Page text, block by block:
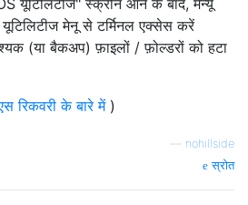
यूटिलिटीज मेनू से टर्मिनल एक्सेस करें
(या बैकअप) फ़ाइलों / फ़ोल्डरों को हटा
रिकवरी के बारे में)
nohillside
स्रोत